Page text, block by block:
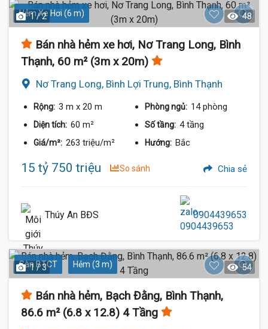
Hẻm Xe Hơi (6 m)
1 / 2 48
Bán nhà hẻm xe hơi, Nơ Trang Long, Bình
Thạnh, 60 m² (3m x 20m)
Nơ Trang Long, Bình Lợi Trung, Bình Thạnh
Rộng: 3 m x 20 m Phòng ngủ: 14 phòng
Diện tích: 60 m² Số tầng: 4 tầng
Giá/m²: 263 triệu/m² Hướng: Bắc
15 tỷ 750 triệu So sánh Chia sẻ
Thúy An BĐS 0904439653
Sàn BTCT Hẻm (3 m)
1 / 3 54
Bán nhà hẻm, Bạch Đằng, Bình Thạnh,
86.6 m² (6.8 x 12.8) 4 Tầng